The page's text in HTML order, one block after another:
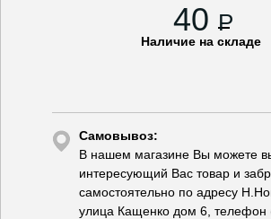
40 P
Наличие на складе
Самовывоз:
В нашем магазине Вы можете
интересующий Вас товар и
самостоятельно по адресу
улица Кащенко дом 6, телефон